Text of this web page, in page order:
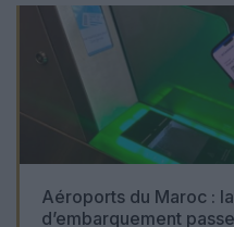
Aéroports du Maroc :
d’embarquement